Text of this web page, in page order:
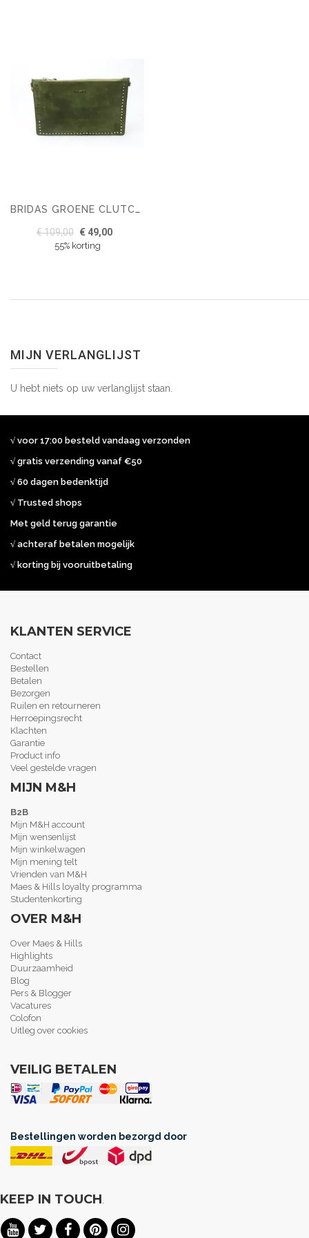
BRIDAS GROENE CLUTCH VAN DAIM MET KLEINE METALEN STUDS
€ 109,00 € 49,00
55% korting
MIJN VERLANGLIJST
U hebt niets op uw verlanglijst staan.
√ voor 17:00 besteld vandaag verzonden
√ gratis verzending vanaf €50
√ 60 dagen bedenktijd
√ Trusted shops
Met geld terug garantie
√ achteraf betalen mogelijk
√ korting bij vooruitbetaling
KLANTEN SERVICE
Contact
Bestellen
Betalen
Bezorgen
Ruilen en retourneren
Herroepingsrecht
Klachten
Garantie
Product info
Veel gestelde vragen
MIJN M&H
B2B
Mijn M&H account
Mijn wensenlijst
Mijn winkelwagen
Mijn mening telt
Vrienden van M&H
Maes & Hills loyalty programma
Studentenkorting
OVER M&H
Over Maes & Hills
Highlights
Duurzaamheid
Blog
Pers & Blogger
Vacatures
Colofon
Uitleg over cookies
VEILIG BETALEN
Bestellingen worden bezorgd door
KEEP IN TOUCH